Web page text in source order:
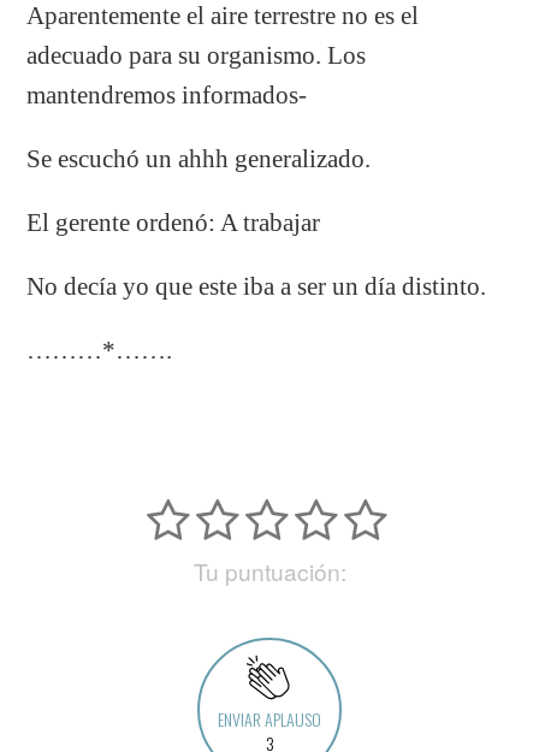
Aparentemente el aire terrestre no es el
adecuado para su organismo. Los
mantendremos informados-
Se escuchó un ahhh generalizado.
El gerente ordenó: A trabajar
No decía yo que este iba a ser un día distinto.
………*…….
Tu puntuación:
ENVIAR APLAUSO
3